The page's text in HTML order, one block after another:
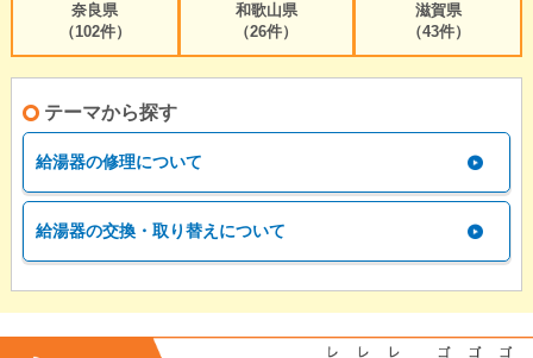
奈良県
（102件）
和歌山県
（26件）
滋賀県
（43件）
テーマから探す
給湯器の修理について
給湯器の交換・取り替えについて